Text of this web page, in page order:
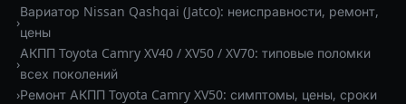
›
Вариатор Nissan Qashqai (Jatco): неисправности, ремонт,
цены
›
АКПП Toyota Camry XV40 / XV50 / XV70: типовые поломки
всех поколений
›Ремонт АКПП Toyota Camry XV50: симптомы, цены, сроки